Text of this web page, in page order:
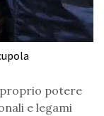
potere
e legami